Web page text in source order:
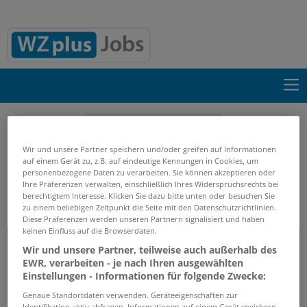
Start
Firmenprofile
Pescher Beteiligungen GmbH
& Co. KG
Firmenprofil
Pescher Beteiligungen GmbH & Co. KG
Wir und unsere Partner speichern und/oder greifen auf Informationen
auf einem Gerät zu, z.B. auf eindeutige Kennungen in Cookies, um
personenbezogene Daten zu verarbeiten. Sie können akzeptieren oder
Ihre Präferenzen verwalten, einschließlich Ihres Widerspruchsrechts bei
berechtigtem Interesse. Klicken Sie dazu bitte unten oder besuchen Sie
zu einem beliebigen Zeitpunkt die Seite mit den Datenschutzrichtlinien.
Diese Präferenzen werden unseren Partnern signalisiert und haben
keinen Einfluss auf die Browserdaten.
Wir und unsere Partner, teilweise auch außerhalb des
EWR, verarbeiten - je nach Ihren ausgewählten
Einstellungen - Informationen für folgende Zwecke:
Genaue Standortdaten verwenden. Geräteeigenschaften zur